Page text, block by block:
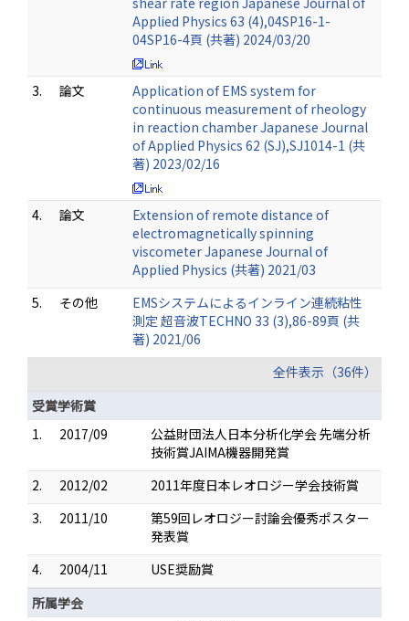
Applied Physics 63 (4),04SP16-1-
04SP16-4頁 (共著) 2024/03/20
3. 論文
Application of EMS system for
continuous measurement of rheology
in reaction chamber Japanese Journal
of Applied Physics 62 (SJ),SJ1014-1 (共
著) 2023/02/16
4. 論文
Extension of remote distance of
electromagnetically spinning
viscometer Japanese Journal of
Applied Physics (共著) 2021/03
5.
その他
EMSシステムによるインライン連続粘性
測定 超音波TECHNO 33 (3),86-89頁 (共
著) 2021/06
全件表示（36件）
受賞学術賞
1.
2017/09
公益財団法人日本分析化学会 先端分析
技術賞JAIMA機器開発賞
2.
2012/02
2011年度日本レオロジー学会技術賞
3.
2011/10
第59回レオロジー討論会優秀ポスター
発表賞
4.
2004/11
USE奨励賞
所属学会